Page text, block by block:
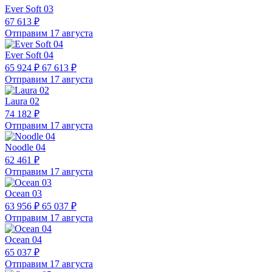
Ever Soft 03
67 613 ₽
Отправим 17 августа
Ever Soft 04
65 924 ₽ 67 613 ₽
Отправим 17 августа
Laura 02
74 182 ₽
Отправим 17 августа
Noodle 04
62 461 ₽
Отправим 17 августа
Ocean 03
63 956 ₽ 65 037 ₽
Отправим 17 августа
Ocean 04
65 037 ₽
Отправим 17 августа